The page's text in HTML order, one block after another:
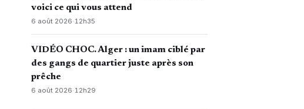
voici ce qui vous attend
6 août 2026·12h35
VIDÉO CHOC. Alger : un imam ciblé par
des gangs de quartier juste après son
prêche
6 août 2026· 12h29